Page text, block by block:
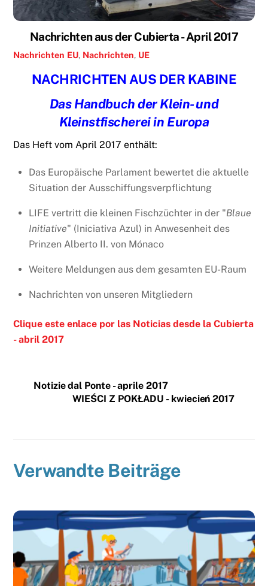
Nachrichten aus der Cubierta - April 2017
Nachrichten EU, Nachrichten, UE
NACHRICHTEN AUS DER KABINE
Das Handbuch der Klein- und
Kleinstfischerei in Europa
Das Heft vom April 2017 enthält:
Das Europäische Parlament bewertet die aktuelle
Situation der Ausschiffungsverpflichtung
LIFE vertritt die kleinen Fischzüchter in der "Blaue
Initiative" (Iniciativa Azul) in Anwesenheit des
Prinzen Alberto II. von Mónaco
Weitere Meldungen aus dem gesamten EU-Raum
Nachrichten von unseren Mitgliedern
Clique esteenlace por las Noticias desde la Cubierta
- abril 2017
Notizie dal Ponte - aprile 2017
WIEŚCI Z POKŁADU - kwiecień 2017
Verwandte Beiträge